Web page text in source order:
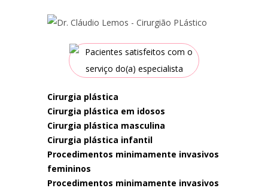
cirurgia plástica
cirurgia plástica em idosos
cirurgia plástica masculina
cirurgia plástica infantil
procedimentos minimamente invasivos
femininos
procedimentos minimamente invasivos